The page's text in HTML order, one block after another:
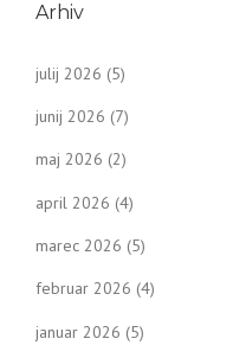
Arhiv
julij 2026 (5)
junij 2026 (7)
maj 2026 (2)
april 2026 (4)
marec 2026 (5)
februar 2026 (4)
januar 2026 (5)